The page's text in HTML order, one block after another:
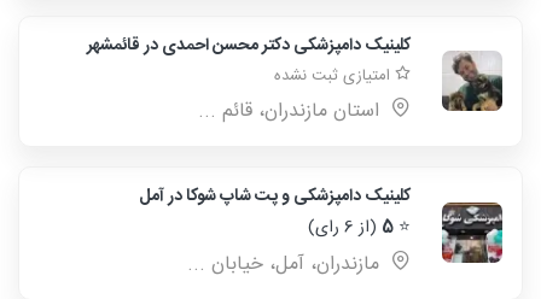
کلینیک دامپزشکی دکتر محسن احمدی در قائمشهر
امتیازی ثبت نشده
استان مازندران، قائم‌ ...
کلینیک دامپزشکی و پت شاپ شوکا در آمل
⭐
5 (از 6 رای)
مازندران، آمل، خیابان ...